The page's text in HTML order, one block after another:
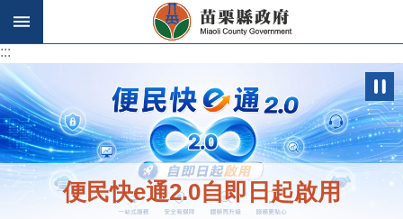
跳到主要內容區塊
:::
:::
便民快e通2.0自即日起啟用